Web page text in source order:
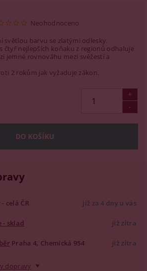
Neohodnoceno
světlou barvu se zlatými odlesky.
čtyř nejlepších koňaku z regionů odhaluje
jemné rovnováhu mezi svěžestí a
2 rokům jak vyžaduje zákon.
celá ČR již za 4 dny u vás
- sklad již zítra
Praha 4, Chemická 954 již zítra
dopravy